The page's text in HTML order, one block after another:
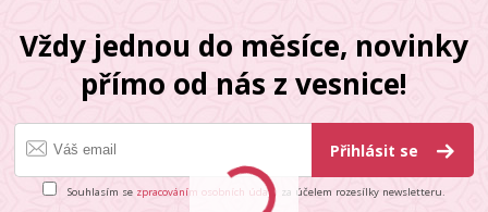
Vždy jednou do měsíce, novinky
přímo od nás z vesnice!
Přihlásit se
Souhlasím se zpracováním osobních údajů za účelem rozesílky newsletteru.